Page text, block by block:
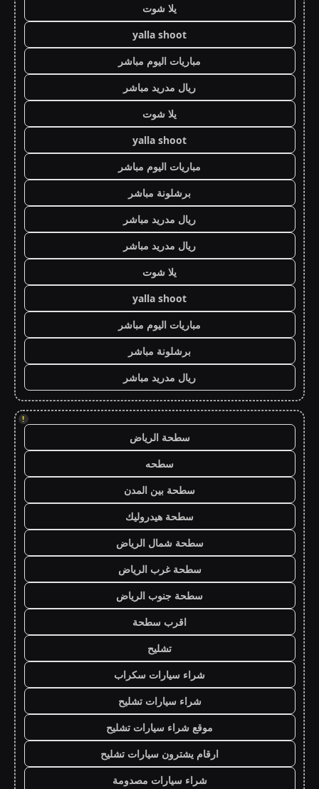
يلا شوت
yalla shoot
مباريات اليوم مباشر
ريال مدريد مباشر
يلا شوت
yalla shoot
مباريات اليوم مباشر
برشلونة مباشر
ريال مدريد مباشر
ريال مدريد مباشر
يلا شوت
yalla shoot
مباريات اليوم مباشر
برشلونة مباشر
ريال مدريد مباشر
!
سطحة الرياض
سطحه
سطحة بين المدن
سطحة هيدروليك
سطحة شمال الرياض
سطحة غرب الرياض
سطحة جنوب الرياض
اقرب سطحة
تشليح
شراء سيارات سكراب
شراء سيارات تشليح
موقع شراء سيارات تشليح
ارقام يشترون سيارات تشليح
شراء سيارات مصدومة